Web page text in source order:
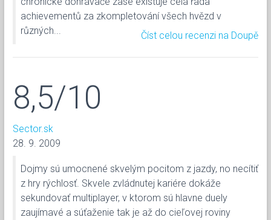
achievementů za zkompletování všech hvězd v
různých...
Číst celou recenzi na Doupě
8,5/10
Sector.sk
28. 9. 2009
Dojmy sú umocnené skvelým pocitom z jazdy, no necítiť
z hry rýchlosť. Skvele zvládnutej kariére dokáže
sekundovať multiplayer, v ktorom sú hlavne duely
zaujímavé a súťaženie tak je až do cieľovej roviny